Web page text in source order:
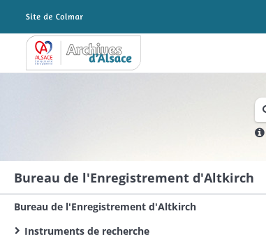
Archives Alsace - Colmar
Bureau de l'Enregistrement d'Altkirch
Bureau de l'Enregistrement d'Altkirch
Instruments de recherche